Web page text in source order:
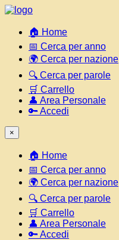
🏠 Home
📅 Cerca per anno
🌍 Cerca per nazione
🔍 Cerca per parole
🛒 Carrello
👤 Area Personale
🔑 Accedi
×
🏠 Home
📅 Cerca per anno
🌍 Cerca per nazione
🔍 Cerca per parole
🛒 Carrello
👤 Area Personale
🔑 Accedi